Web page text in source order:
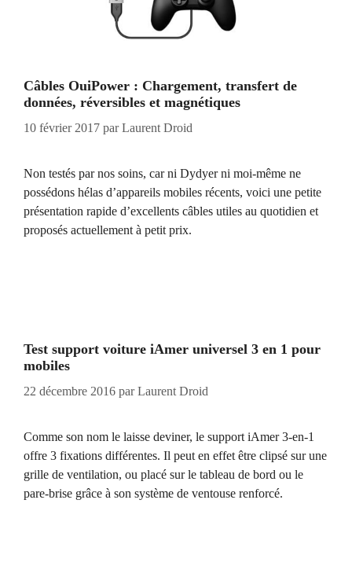
Câbles OuiPower : Chargement, transfert de
données, réversibles et magnétiques
10 février 2017 parLaurent Droid
Non testés par nos soins, car ni Dydyer ni moi-même ne
possédons hélas d’appareils mobiles récents, voici une petite
présentation rapide d’excellents câbles utiles au quotidien et
proposés actuellement à petit prix.
Test support voiture iAmer universel 3 en 1 pour
mobiles
22 décembre 2016 parLaurent Droid
Comme son nom le laisse deviner, le support iAmer 3-en-1
offre 3 fixations différentes. Il peut en effet être clipsé sur une
grille de ventilation, ou placé sur le tableau de bord ou le
pare-brise grâce à son système de ventouse renforcé.